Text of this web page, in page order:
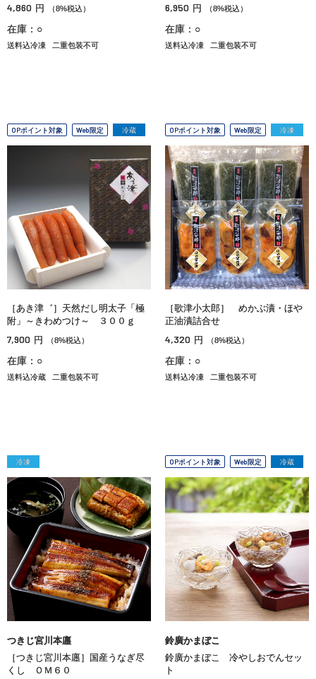
4,860 円 （8%税込）
在庫：○
送料込冷凍 二重包装不可
6,950 円 （8%税込）
在庫：○
送料込冷凍 二重包装不可
OPポイント対象 Web限定 冷蔵
［あき津゛］天然だし明太子「極
附」～きわめつけ～ ３００ｇ
7,900 円 （8%税込）
在庫：○
送料込冷蔵 二重包装不可
OPポイント対象 Web限定 冷凍
［歌津小太郎］ めかぶ漬・ほや
正油漬詰合せ
4,320 円 （8%税込）
在庫：○
送料込冷凍 二重包装不可
冷凍
つきじ宮川本廛
［つきじ宮川本廛］国産うなぎ尽
くし ＯＭ６０
OPポイント対象 Web限定 冷蔵
鈴廣かまぼこ
鈴廣かまぼこ 冷やしおでんセッ
ト